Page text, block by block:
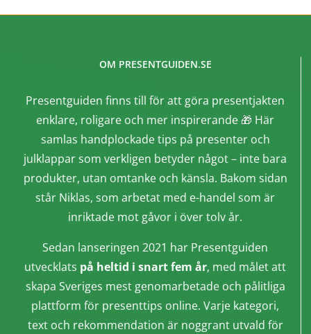
OM PRESENTGUIDEN.SE
Presentguiden finns till för att göra presentjakten
enklare, roligare och mer inspirerande 🎁 Här
samlas handplockade tips på presenter och
julklappar som verkligen betyder något – inte bara
produkter, utan omtanke och känsla. Bakom sidan
står Niklas, som arbetat med e-handel som är
inriktade mot gåvor i över tolv år.
Sedan lanseringen 2021 har Presentguiden
utvecklats på heltid i snart fem år, med målet att
skapa Sveriges mest genomarbetade och pålitliga
plattform för presenttips online. Varje kategori,
text och rekommendation är noggrant utvald för